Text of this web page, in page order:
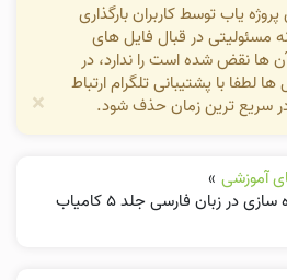
یاب توسط کاربران بارگذاری
مسئولیتی در قبال فایل های
ها نقض شده است را ندارد، در
لطفا با پشتیبانی تلگرام ارتباط
در سریع ترین زمان حذف شود.
×
آموزشی »
پی دی اف کتاب فرهنگ واژه سازی در زبان فارسی جلد ۵ کامیاب